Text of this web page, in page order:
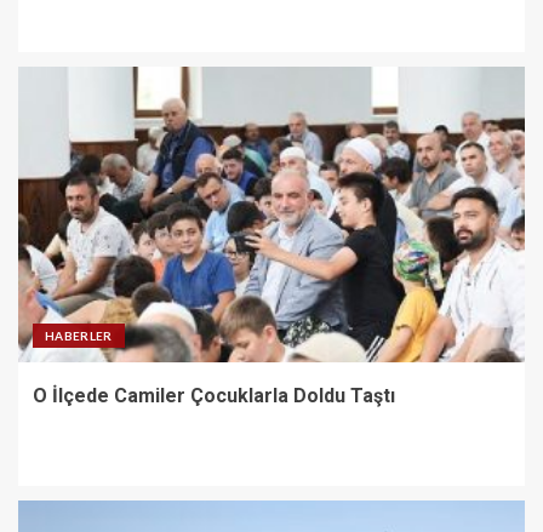
HABERLER
O İlçede Camiler Çocuklarla Doldu Taştı